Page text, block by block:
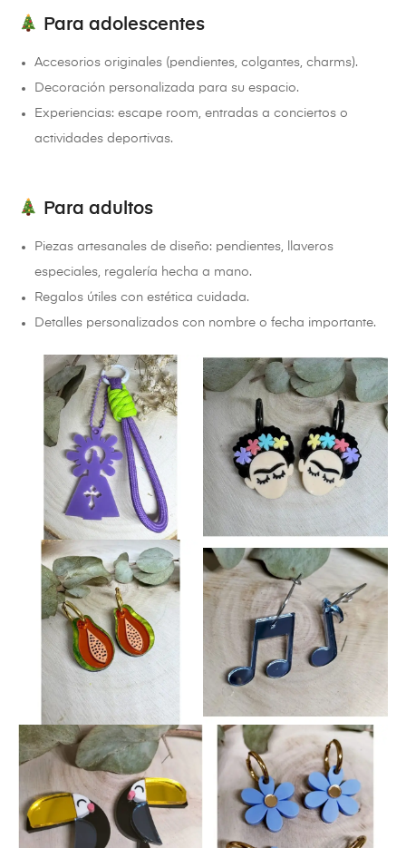
Para adolescentes
Accesorios originales (pendientes, colgantes, charms).
Decoración personalizada para su espacio.
Experiencias: escape room, entradas a conciertos o
actividades deportivas.
Para adultos
Piezas artesanales de diseño: pendientes, llaveros
especiales, regalería hecha a mano.
Regalos útiles con estética cuidada.
Detalles personalizados con nombre o fecha importante.